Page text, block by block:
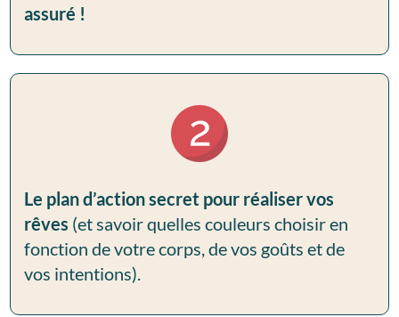
assuré !
Le plan d’action secret pour réaliser vos
rêves (et savoir quelles couleurs choisir en
fonction de votre corps, de vos goûts et de
vos intentions).